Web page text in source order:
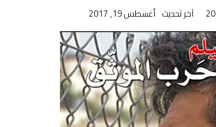
آخر تحديث أغسطس 19, 2017